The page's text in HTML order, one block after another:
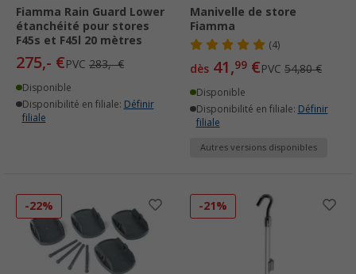
Fiamma Rain Guard Lower
étanchéité pour stores
F45s et F45l 20 mètres
275,- €PVC 283,- €
Disponible
Disponibilité en filiale: Définir
filiale
Manivelle de store
Fiamma
(4)
dès 41,99 €PVC 54,80 €
Disponible
Disponibilité en filiale: Définir
filiale
Autres versions disponibles
-22% -21%